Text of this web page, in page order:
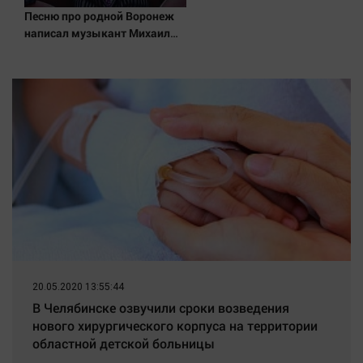
Обсуждаем
Последняя инстанция
Светская жизнь
Тенденции
Песню про родной Воронеж
написал музыкант Михаил
20.05.2020 13:55:44
В Челябинске озвучили сроки возведения
нового хирургического корпуса на территории
областной детской больницы